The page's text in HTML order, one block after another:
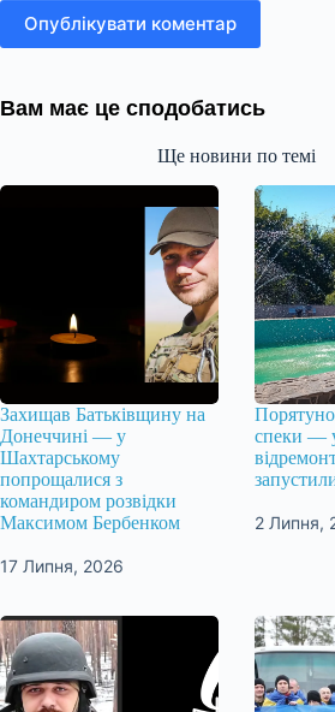
Опублікувати коментар
Вам має це сподобатись
Ще новини по темі
Захищав Батьківщину на
Донеччині — у
Шахтарському
попрощалися з
командиром розвідки
Максимом Бербенком
17 Липня, 2026
спеки —
2 Липня,